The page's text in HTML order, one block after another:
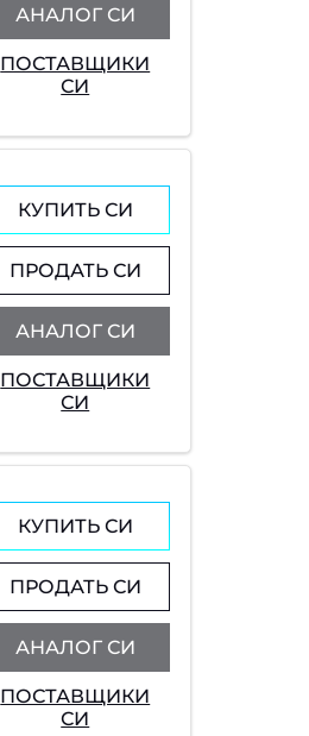
АНАЛОГ СИ
ПОСТАВЩИКИ
СИ
КУПИТЬ СИ
ПРОДАТЬ СИ
АНАЛОГ СИ
ПОСТАВЩИКИ
СИ
КУПИТЬ СИ
ПРОДАТЬ СИ
АНАЛОГ СИ
ПОСТАВЩИКИ
СИ